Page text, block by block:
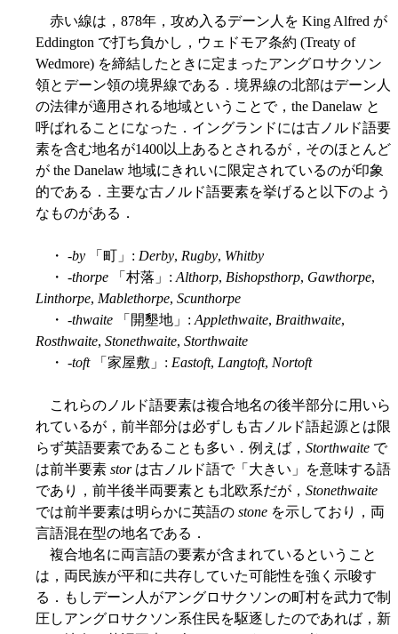
赤い線は，878年，攻め入るデーン人を King Alfred が
Eddington で打ち負かし，ウェドモア条約 (Treaty of
Wedmore) を締結したときに定まったアングロサクソン
領とデーン領の境界線である．境界線の北部はデーン人
の法律が適用される地域ということで，the Danelaw と
呼ばれることになった．イングランドには古ノルド語要
素を含む地名が1400以上あるとされるが，そのほとんど
が the Danelaw 地域にきれいに限定されているのが印象
的である．主要な古ノルド語要素を挙げると以下のよう
なものがある．
・ -by 「町」: Derby, Rugby, Whitby
・ -thorpe 「村落」: Althorp, Bishopsthorp, Gawthorpe,
Linthorpe, Mablethorpe, Scunthorpe
・ -thwaite 「開墾地」: Applethwaite, Braithwaite,
Rosthwaite, Stonethwaite, Storthwaite
・ -toft「家屋敷」: Eastoft, Langtoft, Nortoft
これらのノルド語要素は複合地名の後半部分に用いら
れているが，前半部分は必ずしも古ノルド語起源とは限
らず英語要素であることも多い．例えば， Storthwaite で
は前半要素 storは古ノルド語で「大きい」を意味する語
であり，前半後半両要素とも北欧系だが， Stonethwaite
では前半要素は明らかに英語の stone を示しており，両
言語混在型の地名である．
複合地名に両言語の要素が含まれているということ
は，両民族が平和に共存していた可能性を強く示唆す
る．もしデーン人がアングロサクソンの町村を武力で制
圧しアングロサクソン系住民を駆逐したのであれば，新